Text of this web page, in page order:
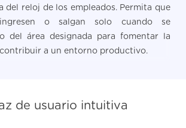
del reloj de los empleados. Permita que
o salgan solo cuando se
del área designada para fomentar la
a un entorno productivo.
de usuario intuitiva